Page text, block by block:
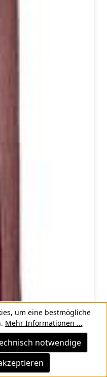
um eine bestmögliche
Mehr Informationen ...
notwendige